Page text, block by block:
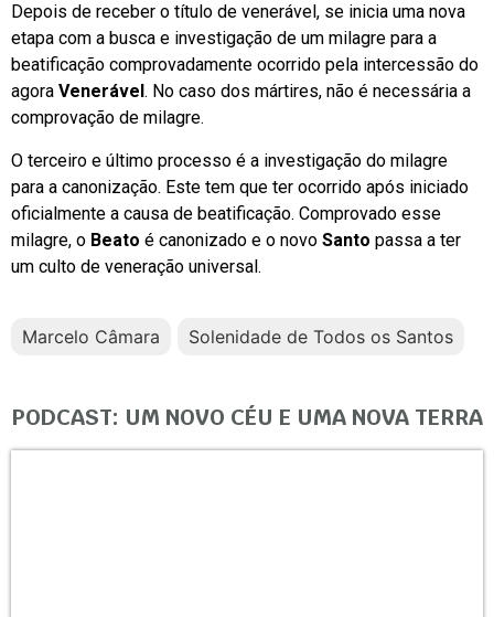
Depois de receber o título de venerável, se inicia uma nova
etapa com a busca e investigação de um milagre para a
beatificação comprovadamente ocorrido pela intercessão do
agora Venerável . No caso dos mártires, não é necessária a
comprovação de milagre.
O terceiro e último processo é a investigação do milagre
para a canonização. Este tem que ter ocorrido após iniciado
oficialmente a causa de beatificação. Comprovado esse
milagre, o Beato é canonizado e o novo Santo passa a ter
um culto de veneração universal.
Marcelo Câmara Solenidade de Todos os Santos
PODCAST: UM NOVO CÉU E UMA NOVA TERRA